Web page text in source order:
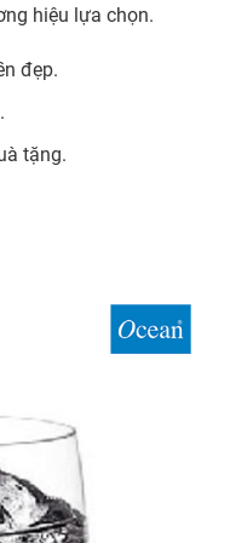
hiệu lựa chọn.
đẹp.
tặng.